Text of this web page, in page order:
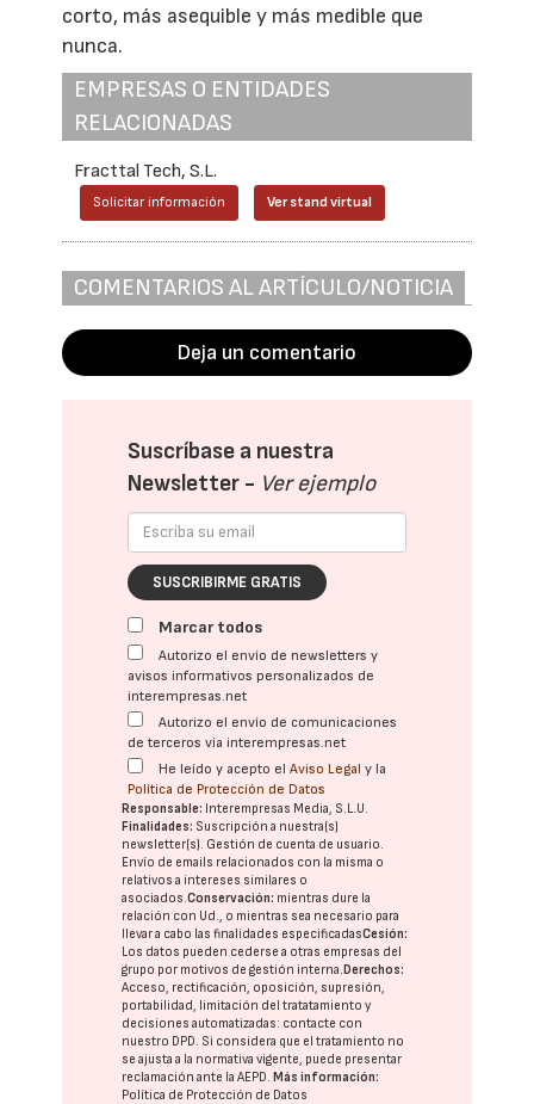
corto, más asequible y más medible que
nunca.
EMPRESAS O ENTIDADES
RELACIONADAS
Fracttal Tech, S.L.
Solicitar información Ver stand virtual
COMENTARIOS AL ARTÍCULO/NOTICIA
Deja un comentario
Suscríbase a nuestra
Newsletter - Ver ejemplo
SUSCRIBIRME GRATIS
Marcar todos
Autorizo el envío de newsletters y
avisos informativos personalizados de
interempresas.net
Autorizo el envío de comunicaciones
de terceros vía interempresas.net
He leído y acepto elAviso Legal y la
Política de Protección de Datos
Responsable: Interempresas Media, S.L.U.
Finalidades: Suscripción a nuestra(s)
newsletter(s). Gestión de cuenta de usuario.
Envío de emails relacionados con la misma o
relativos a intereses similares o
asociados.Conservación: mientras dure la
relación con Ud., o mientras sea necesario para
llevar a cabo las finalidades especificadasCesión:
Los datos pueden cederse a otras empresas del
grupo por motivos de gestión interna.Derechos:
Acceso, rectificación, oposición, supresión,
portabilidad, limitación del tratatamiento y
decisiones automatizadas: contacte con
nuestro DPD. Si considera que el tratamiento no
se ajusta a la normativa vigente, puede presentar
reclamación ante laAEPD.Más información:
Política de Protección de Datos